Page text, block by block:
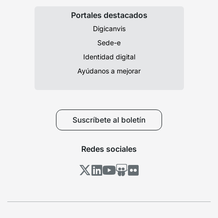
Portales destacados
Digicanvis
Sede-e
Identidad digital
Ayúdanos a mejorar
Suscríbete al boletín
Redes sociales